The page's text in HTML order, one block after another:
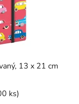
13 x 21 cm
ks)